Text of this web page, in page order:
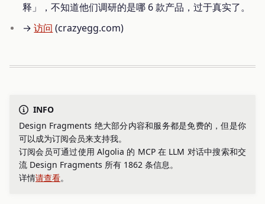
释」，不知道他们调研的是哪 6 款产品，过于真实了。
→访问 (crazyegg.com)
INFO
Design Fragments 绝大部分内容和服务都是免费的，但是你
可以成为订阅会员来支持我。
订阅会员可通过使用 Algolia 的 MCP 在 LLM 对话中搜索和交
流 Design Fragments 所有 1862 条信息。
详情请查看。